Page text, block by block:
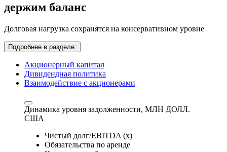
держим баланс
Долговая нагрузка сохранятся на консервативном уровне
Подробнее в разделе:
Акционерный капитал
Дивидендная политика
Взаимодействие с акционерами
Динамика уровня задолженности, МЛН ДОЛЛ.
США
Чистый долг/EBITDA (x)
Обязательства по аренде